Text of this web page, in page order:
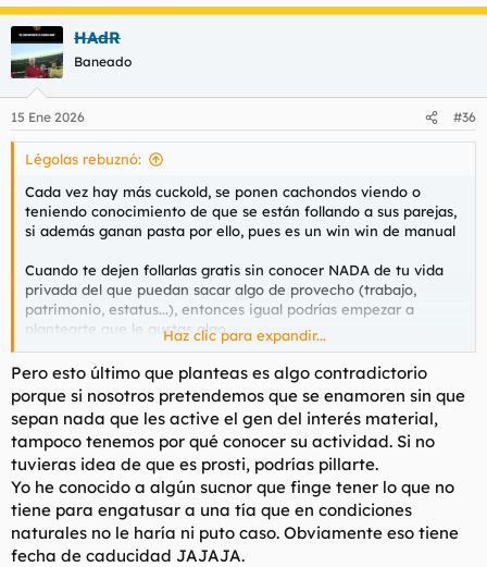
a
c
c
i
e
s
HAdR
Baneado
15 Ene 2026 #36
Légolas rebuznó:
Cada vez hay más cuckold, se ponen cachondos viendo o
teniendo conocimiento de que se están follando a sus parejas,
si además ganan pasta por ello, pues es un win win de manual
Cuando te dejen follarlas gratis sin conocer NADA de tu vida
privada del que puedan sacar algo de provecho (trabajo,
patrimonio, estatus...), entonces igual podrías empezar a
plantearte que le gustas algo.
Sería incapaz de enamorarme de una puta, ya me cuesta
trabajo enamorarme de una civil que tenga lo que socialmente
se considera un buen trabajo... imagínate de las otras.
Haz clic para expandir...
Pero esto último que planteas es algo contradictorio
porque si nosotros pretendemos que se enamoren sin que
sepan nada que les active el gen del interés material,
tampoco tenemos por qué conocer su actividad. Si no
tuvieras idea de que es prosti, podrías pillarte.
Yo he conocido a algún sucnor que finge tener lo que no
tiene para engatusar a una tía que en condiciones
naturales no le haría ni puto caso. Obviamente eso tiene
fecha de caducidad JAJAJA.